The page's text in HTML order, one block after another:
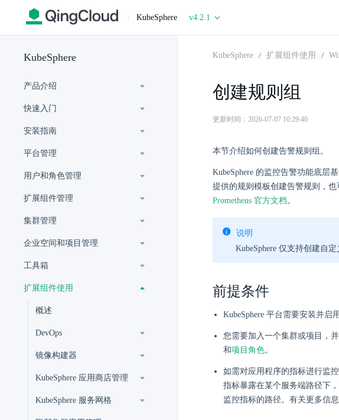
| KubeSphere v4.2.1
KubeSphere
产品介绍
快速入门
安装指南
平台管理
用户和角色管理
扩展组件管理
集群管理
企业空间和项目管理
工具箱
扩展组件使用
概述
DevOps
镜像构建器
KubeSphere 应用商店管理
KubeSphere 服务网格
KubeSphere 扩展组件使用
创建规则组
更新时间：2026-07-07 10:29:40
本节介绍如何创建告警规则组。
KubeSphere 的监控告警功能底层
提供的规则模板创建告警规则，
Prometheus 官方文档。
说明
KubeSphere 仅支持创建自
前提条件
KubeSphere 平台需要安装并启用
您需要加入一个集群或项目，
和项目角色。
如需对应用程序的指标进行监
指标暴露在某个服务端路径下
监控指标的路径。有关更多信